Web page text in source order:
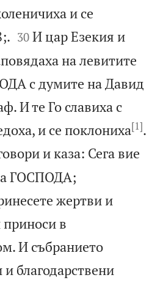
и се


30 И цар Езекия и
на левитите
с думите на Давид
И те Го славиха с
и се поклониха[1].
и каза: Сега вие
ГОСПОДА;
жертви и
приноси в
И събранието
благодарствени